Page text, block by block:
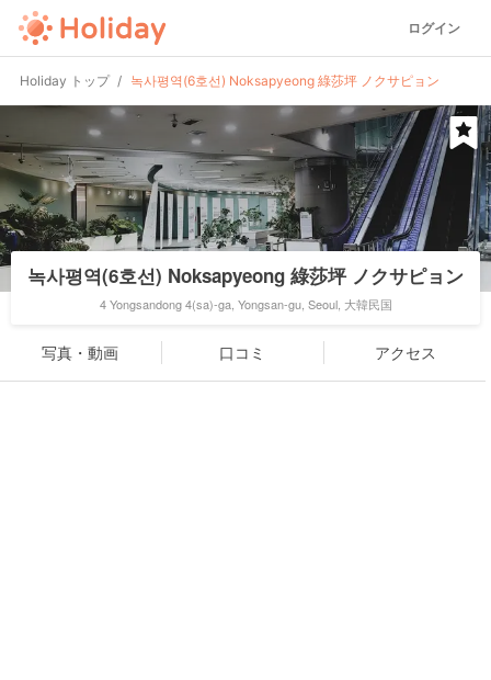
ログイン
Holiday トップ 녹사평역(6호선) Noksapyeong 綠莎坪 ノクサピョン
녹사평역(6호선) Noksapyeong 綠莎坪 ノクサピョン
4 Yongsandong 4(sa)-ga, Yongsan-gu, Seoul, 大韓民国
写真・動画 口コミ アクセス